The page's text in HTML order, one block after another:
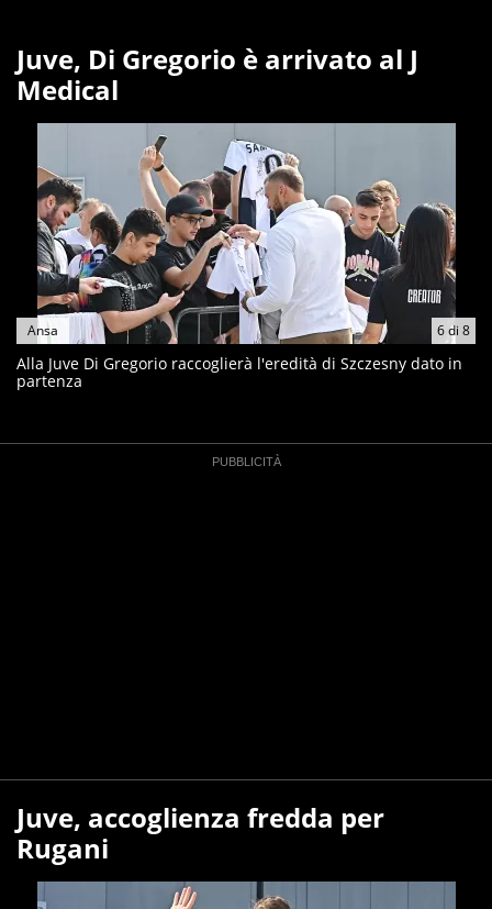
Juve, Di Gregorio è arrivato al J
Medical
6di 8
Ansa
Alla Juve Di Gregorio raccoglierà l'eredità di Szczesny dato in
partenza
Juve, accoglienza fredda per
Rugani